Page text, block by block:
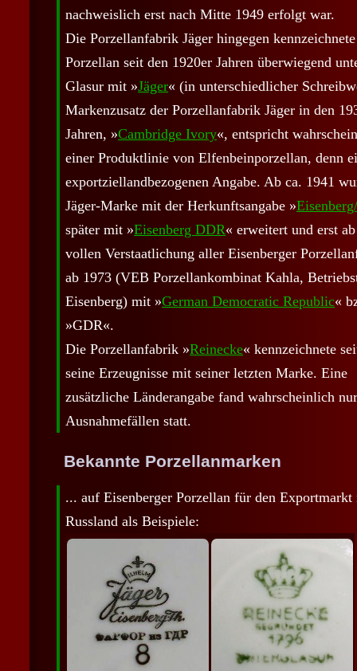
nachweislich erst nach Mitte 1949 erfolgt war.
Die Porzellanfabrik Jäger hingegen
Porzellan seit den 1920er Jahren überwiegend
Glasur mit »Jäger« (in unterschiedlicher
Markenzusatz der Porzellanfabrik Jäger in den
Jahren, »Cambridge Ivory«, entspricht
einer Produktlinie von Elfenbeinporzellan, denn
exportziellandbezogenen Angabe. Ab ca. 1941
Jäger-Marke mit der Herkunftsangabe »
später mit »Eisenberg DDR« erweitert und erst
vollen Verstaatlichung aller Eisenberger
ab 1973 (VEB Porzellankombinat Kahla,
Eisenberg) mit »German Democratic Republic«
»GDR«.
Die Porzellanfabrik »Reinecke« kennzeichnete
seine Erzeugnisse mit seiner letzten Marke. Eine
zusätzliche Länderangabe fand wahrscheinlich
Ausnahmefällen statt.
Bekannte Porzellanmarken
... auf Eisenberger Porzellan für den Exportmarkt
Russland als Beispiele: